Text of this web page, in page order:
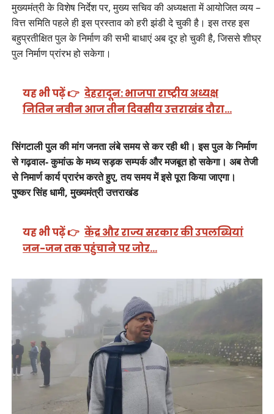
मुख्यमंत्री के विशेष निर्देश पर, मुख्य सचिव की अध्यक्षता में आयोजित व्यय –
वित्त समिति पहले ही इस प्रस्ताव को हरी झंडी दे चुकी है। इस तरह इस
बहुप्रतीक्षित पुल के निर्माण की सभी बाधाएं अब दूर हो चुकी है, जिससे शीघ्र
पुल निर्माण प्रांरभ हो सकेगा।
यह भी पढ़ें 👉 देहरादून: भाजपा राष्ट्रीय अध्यक्ष
नितिन नवीन आज तीन दिवसीय उत्तराखंड दौरा…
सिंगटाली पुल की मांग जनता लंबे समय से कर रही थी। इस पुल के निर्माण
से गढ़वाल- कुमांऊ के मध्य सड़क सम्पर्क और मजबूत हो सकेगा। अब तेजी
से निमार्ण कार्य प्रारंभ करते हुए, तय समय में इसे पूरा किया जाएगा।
पुष्कर सिंह धामी, मुख्यमंत्री उत्तराखंड
यह भी पढ़ें 👉 केंद्र और राज्य सरकार की उपलब्धियां
जन-जन तक पहुंचाने पर जोर…